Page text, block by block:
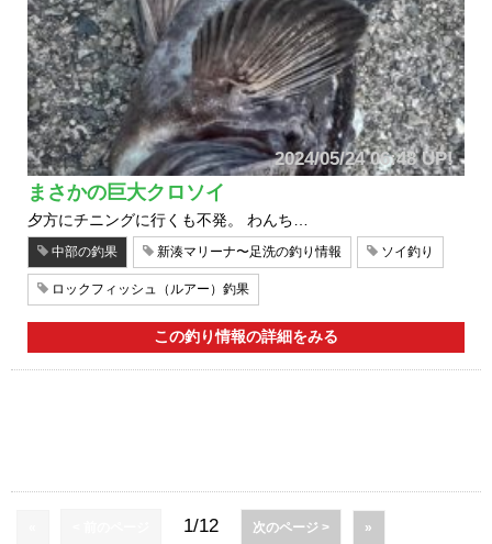
2024/05/24 06:48 UP!
まさかの巨大クロソイ
夕方にチニングに行くも不発。 わんち…
中部の釣果 新湊マリーナ〜足洗の釣り情報 ソイ釣り
ロックフィッシュ（ルアー）釣果
この釣り情報の詳細をみる
1/12 次のページ > »